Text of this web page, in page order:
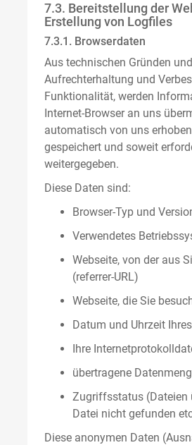
7.3. Bereitstellung der
Erstellung von Logfiles
7.3.1. Browserdaten
Aus technischen Gründen
Aufrechterhaltung und
Funktionalität, werden
Internet-Browser an uns
automatisch von uns
gespeichert und soweit
weitergegeben.
Diese Daten sind:
Browser-Typ und
Verwendetes
Webseite, von der aus
(referrer-URL)
Webseite, die Sie
Datum und Uhrzeit
Ihre
übertragene
Zugriffsstatus (Dateien
Datei nicht gefunden
Diese anonymen Daten